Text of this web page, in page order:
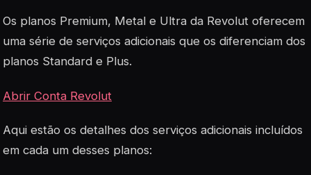
Os planos Premium, Metal e Ultra da Revolut oferecem
uma série de serviços adicionais que os diferenciam dos
planos Standard e Plus.
Abrir Conta Revolut
Aqui estão os detalhes dos serviços adicionais incluídos
em cada um desses planos: